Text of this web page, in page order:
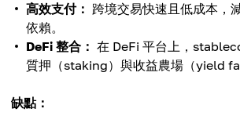
高效支付： 跨境交易快速且低成本，
依賴。
DeFi 整合： 在 DeFi 平台上，
質押（staking）與收益農場（yield
缺點：